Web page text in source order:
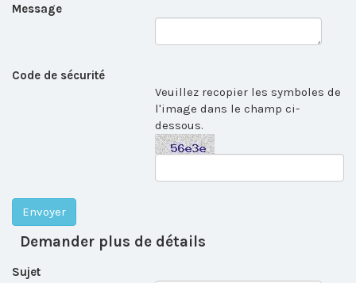
Message
Code de sécurité
Veuillez recopier les symboles de
l'image dans le champ ci-
dessous.
Demander plus de détails
Sujet